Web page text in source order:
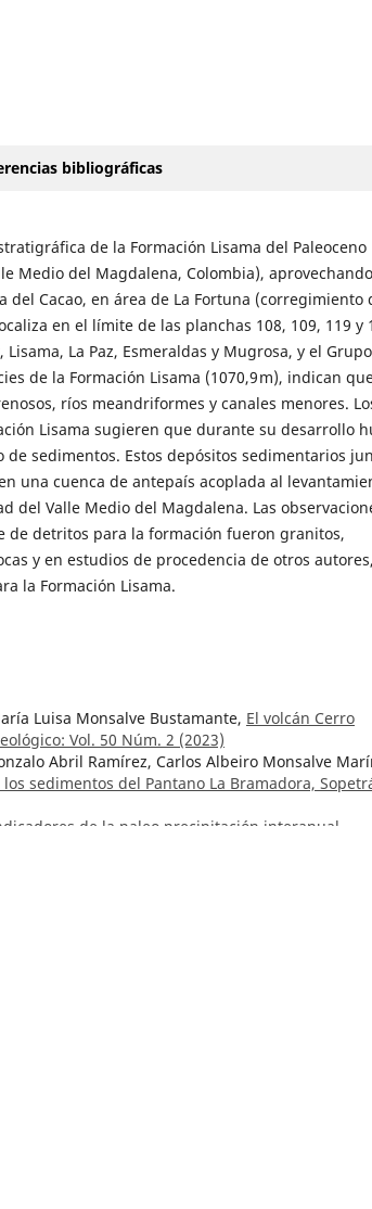
bibliográficas
de la Formación Lisama del Paleoceno
Medio del Magdalena, Colombia),
del Cacao, en área de La Fortuna (corregimiento
en el límite de las planchas 108, 109, 119 y
La Paz, Esmeraldas y Mugrosa, y el
de la Formación Lisama (1070,9 m), indican
ríos meandriformes y canales menores.
Lisama sugieren que durante su desarrollo
sedimentos. Estos depósitos sedimentarios
una cuenca de antepaís acoplada al
Valle Medio del Magdalena. Las
de detritos para la formación fueron granitos,
y en estudios de procedencia de otros
la Formación Lisama.
Luisa Monsalve Bustamante, El volcán Cerro
Vol. 50 Núm. 2 (2023)
Abril Ramírez, Carlos Albeiro Monsalve
sedimentos del Pantano La Bramadora,
de la paleo precipitación interanual